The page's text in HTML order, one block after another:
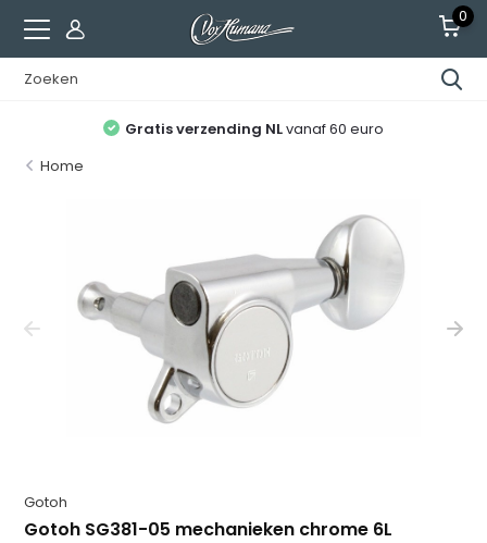
0
Gratis verzending NLvanaf 60 euro
Home
Gotoh
Gotoh SG381-05 mechanieken chrome 6L